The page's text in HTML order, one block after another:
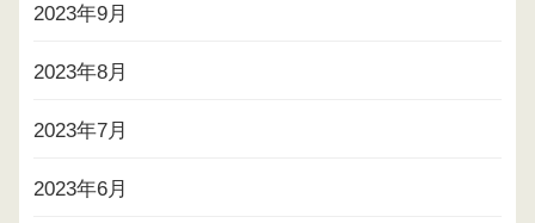
2023年9月
2023年8月
2023年7月
2023年6月